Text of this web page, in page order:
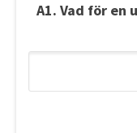
A1. Vad för en